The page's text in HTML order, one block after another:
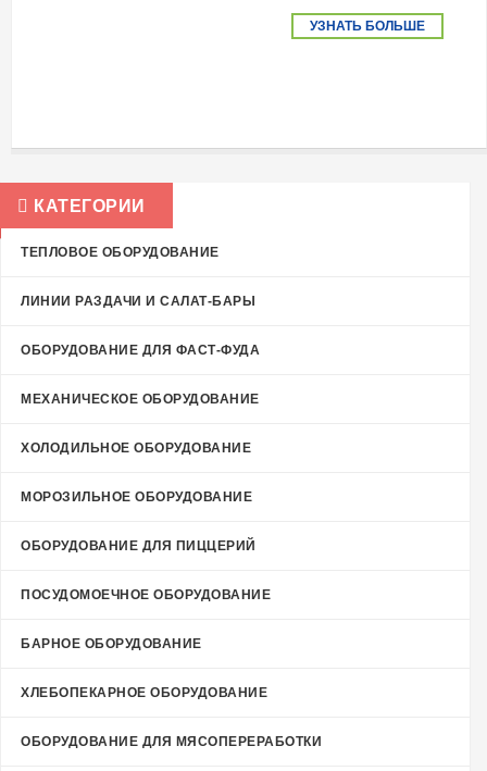
УЗНАТЬ БОЛЬШЕ
КАТЕГОРИИ
ТЕПЛОВОЕ ОБОРУДОВАНИЕ
ЛИНИИ РАЗДАЧИ И САЛАТ-БАРЫ
ОБОРУДОВАНИЕ ДЛЯ ФАСТ-ФУДА
МЕХАНИЧЕСКОЕ ОБОРУДОВАНИЕ
ХОЛОДИЛЬНОЕ ОБОРУДОВАНИЕ
МОРОЗИЛЬНОЕ ОБОРУДОВАНИЕ
ОБОРУДОВАНИЕ ДЛЯ ПИЦЦЕРИЙ
ПОСУДОМОЕЧНОЕ ОБОРУДОВАНИЕ
БАРНОЕ ОБОРУДОВАНИЕ
ХЛЕБОПЕКАРНОЕ ОБОРУДОВАНИЕ
ОБОРУДОВАНИЕ ДЛЯ МЯСОПЕРЕРАБОТКИ